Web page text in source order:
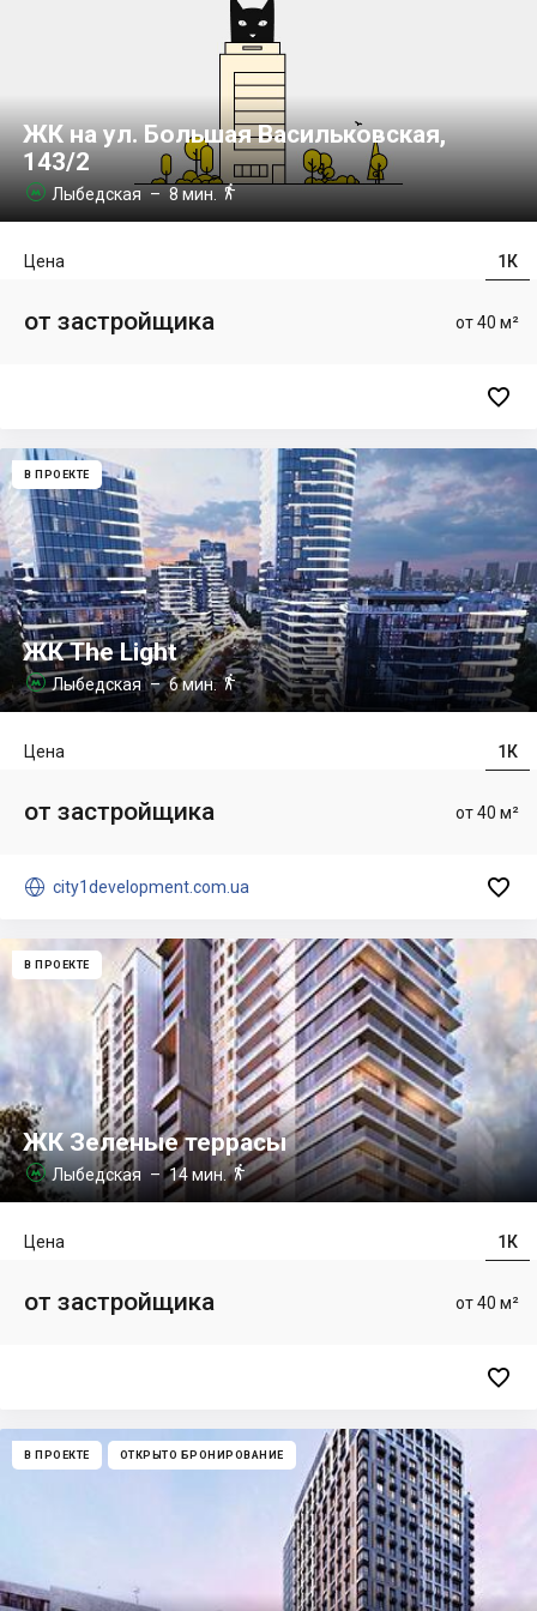
ЖК на ул. Большая Васильковская,
143/2
 Лыбедская – 8 мин. 
1К
Цена
от 40 м²
от застройщика

В ПРОЕКТЕ
ЖК The Light
 Лыбедская– 6 мин.
1К
Цена
от 40 м²
от застройщика
 city1development.com.ua 
В ПРОЕКТЕ
ЖК Зеленые террасы
 Лыбедская – 14 мин.
1К
Цена
от 40 м²
от застройщика

В ПРОЕКТЕ ОТКРЫТО БРОНИРОВАНИЕ